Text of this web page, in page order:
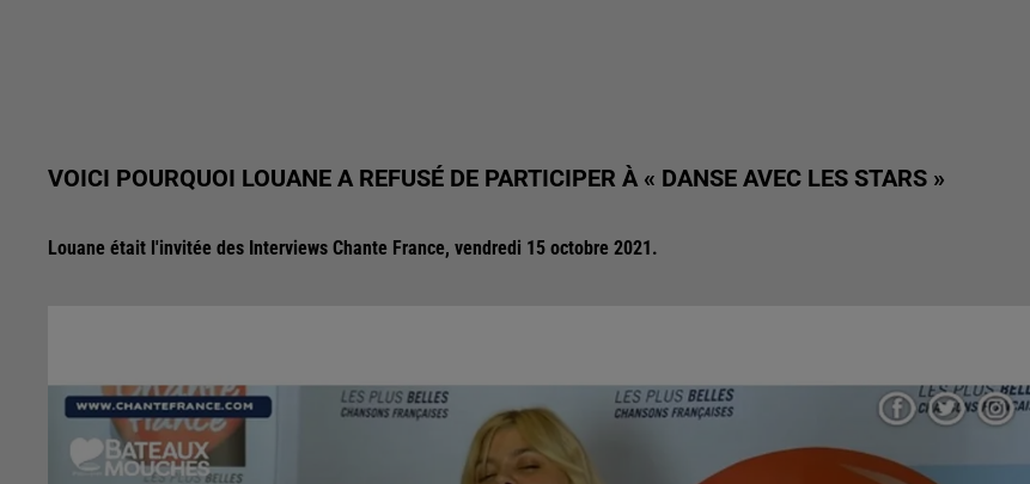
VOICI POURQUOI LOUANE A REFUSÉ DE PARTICIPER À « DANSE AVEC LES STARS »
Louane était l'invitée des Interviews Chante France, vendredi 15 octobre 2021.